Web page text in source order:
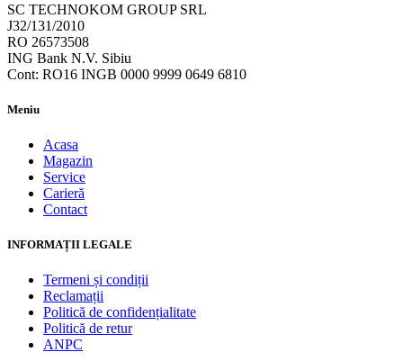
SC TECHNOKOM GROUP SRL
J32/131/2010
RO 26573508
ING Bank N.V. Sibiu
Cont: RO16 INGB 0000 9999 0649 6810
Meniu
Acasa
Magazin
Service
Carieră
Contact
INFORMAȚII LEGALE
Termeni și condiții
Reclamații
Politică de confidențialitate
Politică de retur
ANPC